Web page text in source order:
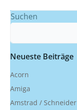
Suchen
Neueste Beiträge
Acorn
Amiga
Amstrad / Schneider